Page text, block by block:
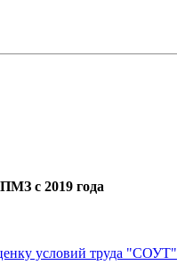
с 2019 года
условий труда "СОУТ"